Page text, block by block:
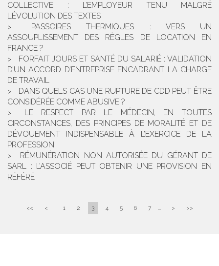
COLLECTIVE : L’EMPLOYEUR TENU MALGRÉ
L’ÉVOLUTION DES TEXTES
PASSOIRES THERMIQUES : VERS UN
ASSOUPLISSEMENT DES RÈGLES DE LOCATION EN
FRANCE ?
FORFAIT JOURS ET SANTÉ DU SALARIÉ : VALIDATION
D’UN ACCORD D’ENTREPRISE ENCADRANT LA CHARGE
DE TRAVAIL
DANS QUELS CAS UNE RUPTURE DE CDD PEUT ÊTRE
CONSIDÉRÉE COMME ABUSIVE ?
LE RESPECT PAR LE MÉDECIN, EN TOUTES
CIRCONSTANCES, DES PRINCIPES DE MORALITÉ ET DE
DÉVOUEMENT INDISPENSABLE À L’EXERCICE DE LA
PROFESSION
RÉMUNÉRATION NON AUTORISÉE DU GÉRANT DE
SARL : L’ASSOCIÉ PEUT OBTENIR UNE PROVISION EN
RÉFÉRÉ
<< < 1 2 3 4 5 6 7 ... > >>